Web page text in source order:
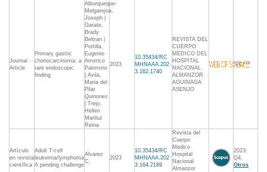
Journal -
Article
Primary gastric
choriocarcinoma: a
rare endoscopic
finding
Alburqueque-
Melgarejoa,
Joseph |
Garate,
Brady
Beltran |
Portilla,
Eugenio
Americo
Palomino
| Avila,
Maria del
Pilar
Quinones
| Trejo,
Hellen
Mariluz
Reina
2023
10.35434/RC
MHNAAA.202
3.162.1740
REVISTA DEL
CUERPO
MEDICO DEL
HOSPITAL
NACIONAL
ALMANZOR
AGUINAGA
ASENJO
S/C***
Artículo
en revista
científica
Adult T-cell
leukemia/lymphoma:
A pending challenge
Alvarez
C.
2023
10.35434/RC
MHNAAA.202
3.164.2189
Revista del
Cuerpo
Medico
Hospital
Nacional
Almanzor
2023:
Q4,
Otros